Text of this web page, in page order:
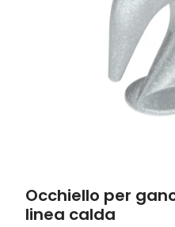
Occhiello per
linea calda